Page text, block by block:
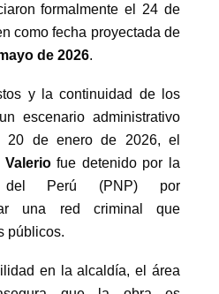
formalmente el 24 de
como fecha proyectada de
de 2026.
y la continuidad de los
escenario administrativo
20 de enero de 2026, el
fue detenido por la
del Perú (PNP) por
una red criminal que
públicos.
en la alcaldía, el área